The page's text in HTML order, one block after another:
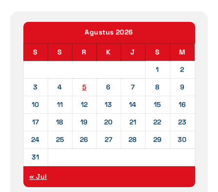
Agustus 2026
S S R K J S
M
1
2
3
4 5 6 7 8
9
10
11 12 13 14 15
16
17
18 19 20 21 22
23
24
25 26 27 28 29
30
31
« Jul